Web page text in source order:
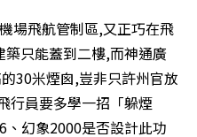
場飛航管制區,又正巧在飛
只能蓋到二樓,而神通廣
30米煙囪,豈非只許州官放
行員要多學一招「躲煙
幻象2000是否設計此功